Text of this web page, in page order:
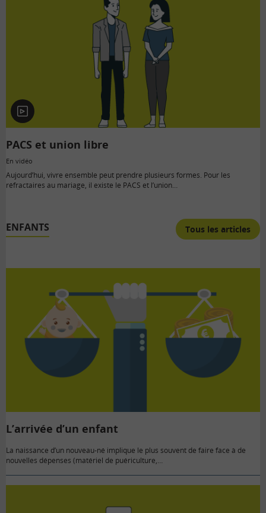
En
vidéo
PACS et union libre
En vidéo
Aujourd’hui, vivre ensemble peut prendre plusieurs formes. Pour les
réfractaires au mariage, il existe le PACS et l’union…
ENFANTS Tous les articles
L’arrivée d’un enfant
La naissance d’un nouveau-né implique le plus souvent de faire face à de
nouvelles dépenses (matériel de puériculture,…